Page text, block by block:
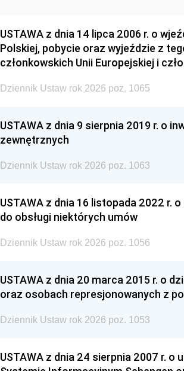
USTAWA z dnia 14 lipca 2006 r. o
Polskiej, pobycie oraz wyjeździe z
członkowskich Unii Europejskiej i
Dziennik Ustaw rok 2026 poz. 1065
USTAWA z dnia 9 sierpnia 2019 r. o
zewnętrznych
Dziennik Ustaw rok 2026 poz. 1063
USTAWA z dnia 16 listopada 2022
do obsługi niektórych umów
Dziennik Ustaw rok 2026 poz. 1056
USTAWA z dnia 20 marca 2015 r. o
oraz osobach represjonowanych z
Dziennik Ustaw rok 2026 poz. 1053
USTAWA z dnia 24 sierpnia 2007 r.